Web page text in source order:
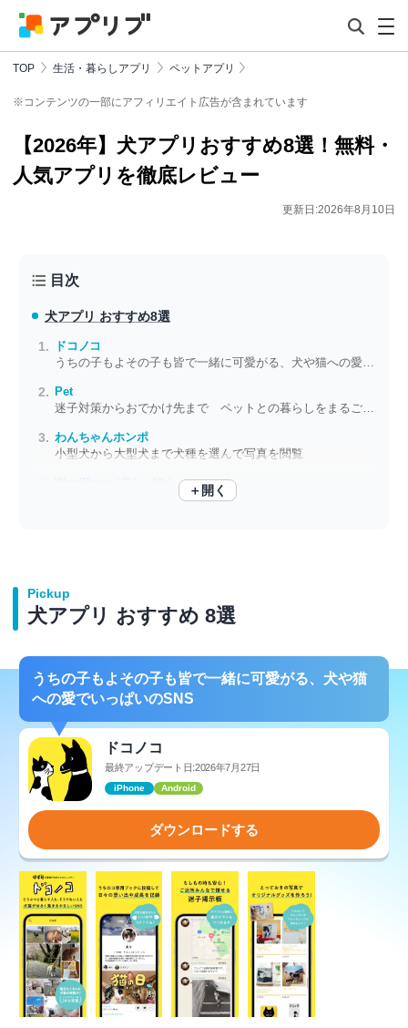
TOP 生活・暮らしアプリ ペットアプリ
※コンテンツの一部にアフィリエイト広告が含まれています
【2026年】犬アプリおすすめ8選！無料・
人気アプリを徹底レビュー
更新日:2026年8月10日
目次
犬アプリ おすすめ8選
ドコノコ
うちの子もよその子も皆で一緒に可愛がる、犬や猫への愛でいっぱいのSNS
Pet
迷子対策からおでかけ先まで ペットとの暮らしをまるごとサポート
わんちゃんホンポ
小型犬から大型犬まで犬種を選んで写真を閲覧
Wan!Pass（ワンパス）
QRコード提示で証明書の手間を削減
＋開く
Pickup
犬アプリ おすすめ 8選
うちの子もよその子も皆で一緒に可愛がる、犬や猫
への愛でいっぱいのSNS
ドコノコ
最終アップデート日:2026年7月27日
iPhone Android
ダウンロードする